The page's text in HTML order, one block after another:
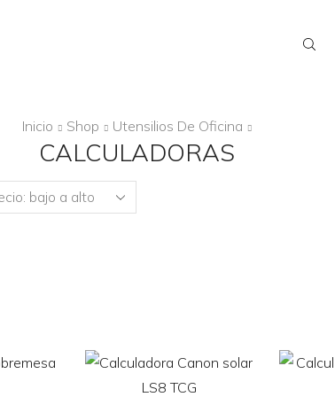
Inicio Shop Utensilios De Oficina
CALCULADORAS